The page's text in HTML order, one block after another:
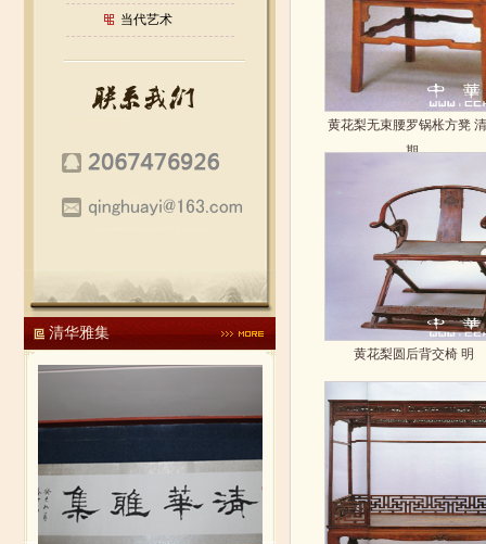
当代艺术
清华雅集
黄花梨无束腰罗锅枨方凳
期.
黄花梨圆后背交椅 明